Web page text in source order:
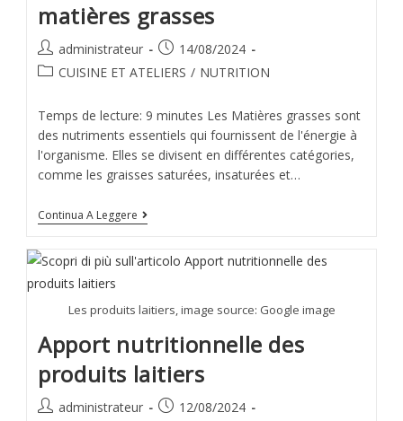
matières grasses
administrateur
14/08/2024
CUISINE ET ATELIERS / NUTRITION
Temps de lecture: 9 minutes Les Matières grasses sont
des nutriments essentiels qui fournissent de l'énergie à
l'organisme. Elles se divisent en différentes catégories,
comme les graisses saturées, insaturées et…
Continua A Leggere
Les produits laitiers, image source: Google image
Apport nutritionnelle des
produits laitiers
administrateur
12/08/2024